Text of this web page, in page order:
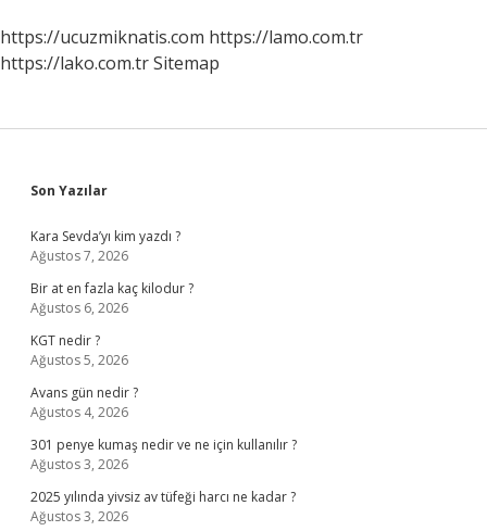
https://ucuzmiknatis.com https://lamo.com.tr
https://lako.com.trSitemap
Sidebar
Son Yazılar
Kara Sevda’yı kim yazdı ?
Ağustos 7, 2026
Bir at en fazla kaç kilodur ?
Ağustos 6, 2026
KGT nedir ?
Ağustos 5, 2026
Avans gün nedir ?
Ağustos 4, 2026
301 penye kumaş nedir ve ne için kullanılır ?
Ağustos 3, 2026
2025 yılında yivsiz av tüfeği harcı ne kadar ?
Ağustos 3, 2026